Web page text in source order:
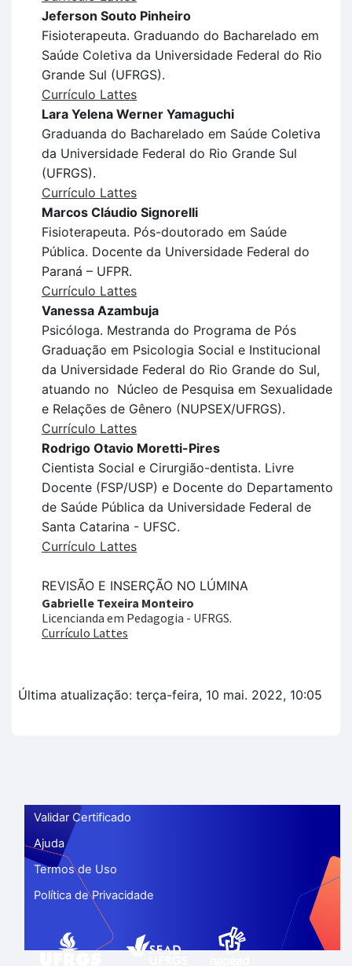
Jeferson Souto Pinheiro
Fisioterapeuta. Graduando do Bacharelado em
Saúde Coletiva da Universidade Federal do Rio
Grande Sul (UFRGS).
Currículo Lattes
Lara Yelena Werner Yamaguchi
Graduanda do Bacharelado em Saúde Coletiva
da Universidade Federal do Rio Grande Sul
(UFRGS).
Currículo Lattes
Marcos Cláudio Signorelli
Fisioterapeuta. Pós-doutorado em Saúde
Pública. Docente da Universidade Federal do
Paraná – UFPR.
Currículo Lattes
Vanessa Azambuja
Psicóloga. Mestranda do Programa de Pós
Graduação em Psicologia Social e Institucional
da Universidade Federal do Rio Grande do Sul,
atuando no Núcleo de Pesquisa em Sexualidade
e Relações de Gênero (NUPSEX/UFRGS).
Currículo Lattes
Rodrigo Otavio Moretti-Pires
Cientista Social e Cirurgião-dentista. Livre
Docente (FSP/USP) e Docente do Departamento
de Saúde Pública da Universidade Federal de
Santa Catarina - UFSC.
Currículo Lattes
REVISÃO E INSERÇÃO NO LÚMINA
Gabrielle Texeira Monteiro
Licencianda em Pedagogia - UFRGS.
Currículo Lattes
Última atualização: terça-feira, 10 mai. 2022, 10:05
Validar Certificado
Ajuda
Termos de Uso
Política de Privacidade